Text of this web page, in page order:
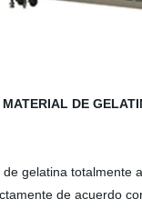
DE
gelatina
de acuerdo